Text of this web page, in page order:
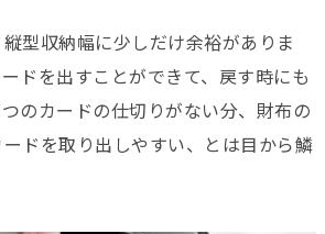
型収納幅に少しだけ余裕がありま
ドを出すことができて、戻す時にも
のカードの仕切りがない分、財布の
ドを取り出しやすい、とは目から鱗